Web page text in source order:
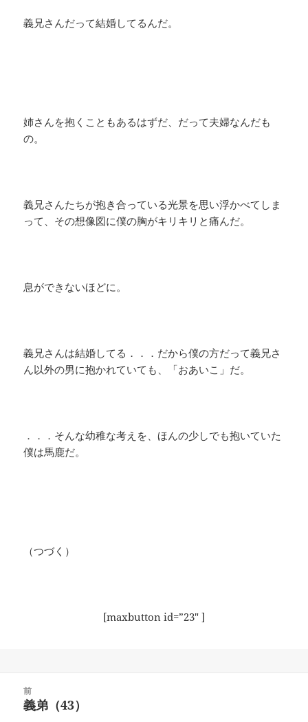
義兄さんだって結婚してるんだ。
姉さんを抱くこともあるはずだ、だって夫婦なんだも
の。
義兄さんたちが抱き合っている光景を思い浮かべてしま
って、その想像図に僕の胸がキリキリと痛んだ。
息ができないほどに。
義兄さんは結婚してる．．．だから僕の方だって義兄さ
ん以外の男に抱かれていても、「おあいこ」だ。
．．．そんな幼稚な考えを、ほんの少しでも抱いていた
僕は馬鹿だ。
（つづく）
[maxbutton id=”23″ ]
前
前
義弟（43）